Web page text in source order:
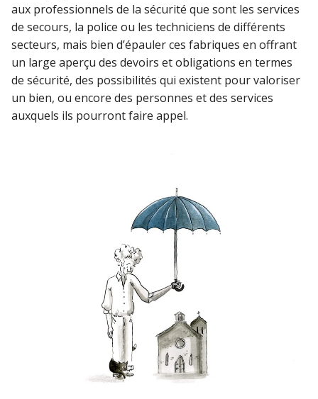
aux professionnels de la sécurité que sont les services
de secours, la police ou les techniciens de différents
secteurs, mais bien d’épauler ces fabriques en offrant
un large aperçu des devoirs et obligations en termes
de sécurité, des possibilités qui existent pour valoriser
un bien, ou encore des personnes et des services
auxquels ils pourront faire appel.